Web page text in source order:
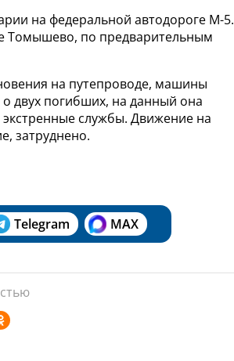
на федеральной автодороге М-5.
Томышево, по предварительным
на путепроводе, машины
двух погибших, на данный она
службы. Движение на
затруднено.
Telegram MAX